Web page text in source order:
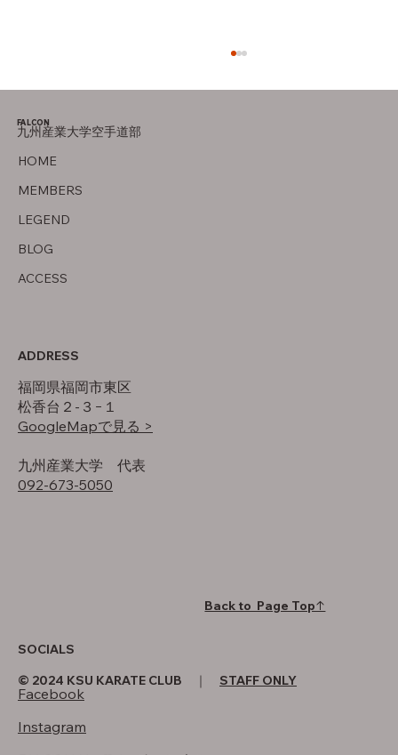
大会案内
HOME
MEMBERS
LEGEND
BLOG
ACCESS
FALCON
九州産業大学空手道部
ADDRESS
福岡県福岡市東区
松香台２-３−１
GoogleMapで見る >
​九州産業大学 代表
092-673-5050
SOCIALS
Facebook
Instagram
Back to Page Top↑
© 2024 KSU KARATE CLUB ｜ STAFF ONLY